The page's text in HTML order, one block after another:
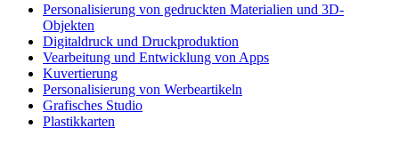
Personalisierung von gedruckten Materialien und 3D-
Objekten
Digitaldruck und Druckproduktion
Vearbeitung und Entwicklung von Apps
Kuvertierung
Personalisierung von Werbeartikeln
Grafisches Studio
Plastikkarten